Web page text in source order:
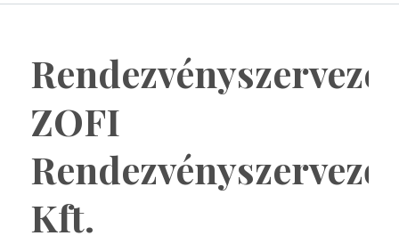
Rendezvényszervezés
ZOFI
Rendezvényszervező
Kft.